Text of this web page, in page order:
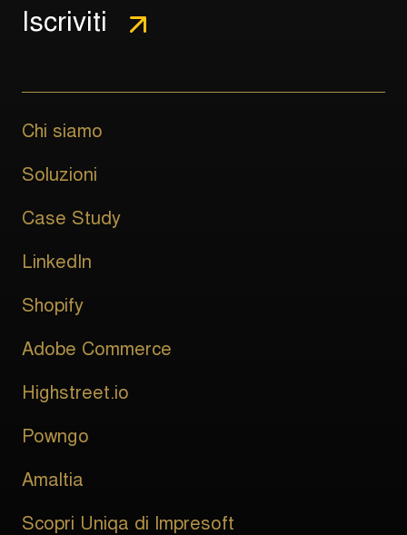
Chi siamo
Soluzioni
Case Study
LinkedIn
Shopify
Adobe Commerce
Highstreet.io
Powngo
Amaltia
Scopri Uniqa di Impresoft